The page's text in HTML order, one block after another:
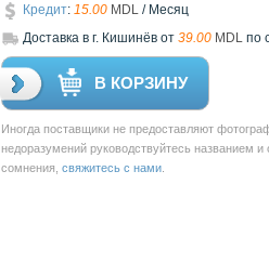
Кредит: 15.00 MDL / Месяц
Доставкa в г. Кишинёв от 39.00 MDL по
В КОРЗИНУ
Иногда поставщики не предоставляют
недоразумений руководствуйтесь названием
сомнения, свяжитесь с нами